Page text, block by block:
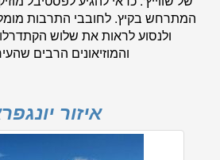
המתרחש בקיץ. לחובבי התרבות
ולנסוע לראות את שלוש
והמוזיאונים הרבים
איזור